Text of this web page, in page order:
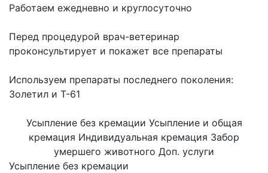
Работаем ежедневно и круглосуточно
Перед процедурой врач-ветеринар
проконсультирует и покажет все препараты
Используем препараты последнего поколения:
Золетил и Т-61
Усыпление без кремации Усыпление и общая
кремация Индивидуальная кремация Забор
умершего животного Доп. услуги
Усыпление без кремации